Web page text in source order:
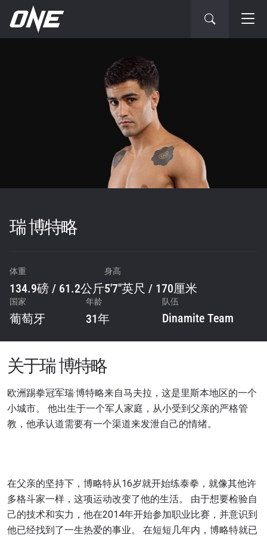
瑞 博特略
体重
134.9磅 / 61.2公斤
身高
5'7"英尺 / 170厘米
国家
葡萄牙
年龄
31年
队伍
Dinamite Team
关于瑞 博特略
欧洲踢拳冠军瑞·博特略来自马夫拉，这是里斯本地区的一个
小城市。 他出生于一个军人家庭，从小受到父亲的严格管
教，他承认道需要有一个渠道来发泄自己的情绪。
在父亲的坚持下，博略特从16岁就开始练泰拳，就像其他许
多格斗家一样，这项运动改变了他的生活。 由于想要检验自
己的技术和实力，他在2014年开始参加职业比赛，并意识到
他已经找到了一生热爱的事业。 在短短几年内，博略特就已